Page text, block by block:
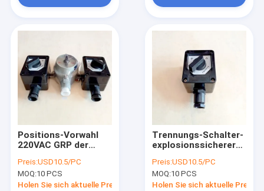
Positions-Vorwahl
220VAC GRP der
explosionssicherer
Lichtschalter-2
Preis:USD10.5/PC
MOQ:10 PCS
Holen Sie sich aktuelle Preis
Trennungs-Schalter-
explosionssicherer
der Zonen-2 der
Klassen-1 der
Abteilungs-2
Preis:USD10.5/PC
MOQ:10 PCS
Holen Sie sich aktuelle Preis